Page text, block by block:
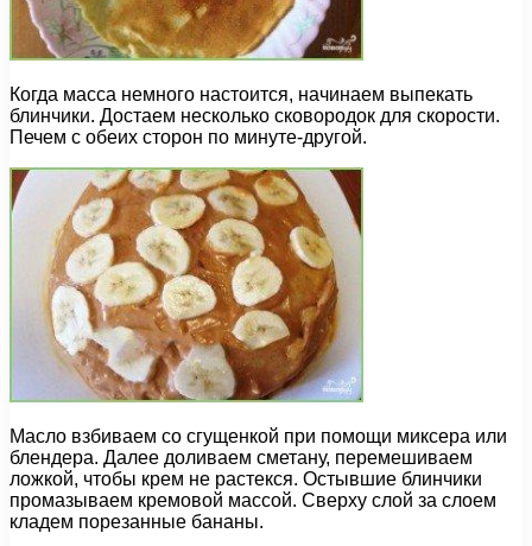
Когда масса немного настоится, начинаем выпекать
блинчики. Достаем несколько сковородок для скорости.
Печем с обеих сторон по минуте-другой.
Масло взбиваем со сгущенкой при помощи миксера или
блендера. Далее доливаем сметану, перемешиваем
ложкой, чтобы крем не растекся. Остывшие блинчики
промазываем кремовой массой. Сверху слой за слоем
кладем порезанные бананы.